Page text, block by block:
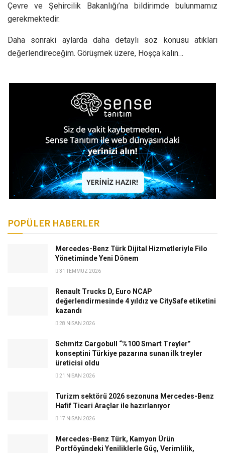
Çevre ve Şehircilik Bakanlığı’na bildirimde bulunmamız
gerekmektedir.
Daha sonraki aylarda daha detaylı söz konusu atıkları
değerlendireceğim. Görüşmek üzere, Hoşça kalın…
POPÜLER HABERLER
Mercedes-Benz Türk Dijital Hizmetleriyle Filo
Yönetiminde Yeni Dönem
31 TEMMUZ 2026
Renault Trucks D, Euro NCAP
değerlendirmesinde 4 yıldız ve CitySafe etiketini
kazandı
28 NISAN 2026
Schmitz Cargobull “%100 Smart Treyler”
konseptini Türkiye pazarına sunan ilk treyler
üreticisi oldu
21 NISAN 2026
Turizm sektörü 2026 sezonuna Mercedes-Benz
Hafif Ticari Araçlar ile hazırlanıyor
17 NISAN 2026
Mercedes-Benz Türk, Kamyon Ürün
Portföyündeki Yeniliklerle Güç, Verimlilik,